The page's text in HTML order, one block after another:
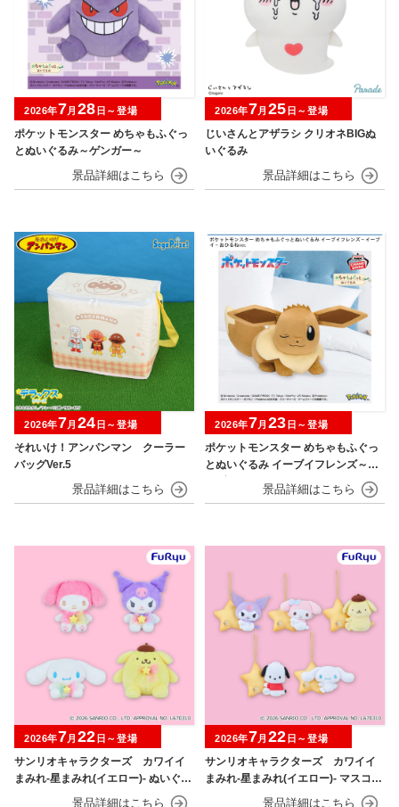
ポケットモンスター めちゃもふぐっ
とぬいぐるみ～ゲンガー～
2026年7月 28 日～登場
じいさんとアザラシ クリオネBIGぬ
いぐるみ
2026年7月 25 日～登場
それいけ！アンパンマン クーラー
バッグVer.5
2026年7月 24 日～登場
ポケットモンスター めちゃもふぐっ
とぬいぐるみ イーブイフレンズ～イ
ーブイ～おひるねver.
2026年7月 23 日～登場
サンリオキャラクターズ カワイイ
まみれ-星まみれ(イエロー)- ぬいぐる
2026年7月 22 日～登場
サンリオキャラクターズ カワイイ
まみれ-星まみれ(イエロー)- マスコッ
2026年7月 22 日～登場